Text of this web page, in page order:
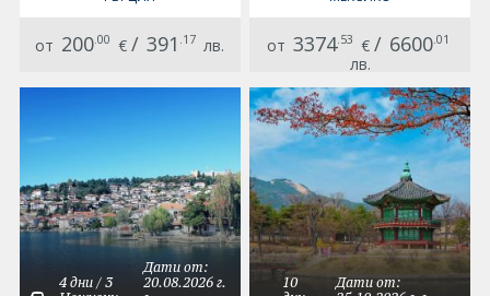
от 200.00 €/ 391 .17 лв.
01.05.2027,
11.05.2027,
09.10.2027
от 3374.53 €/ 6600.01
лв.
4 дни / 3
Дати от:
20.08.2026 г.
10
Дати от: